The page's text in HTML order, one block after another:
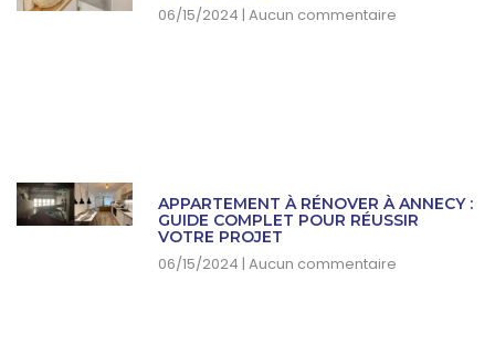
06/15/2024 Aucun commentaire
APPARTEMENT À RÉNOVER À ANNECY :
GUIDE COMPLET POUR RÉUSSIR
VOTRE PROJET
06/15/2024 Aucun commentaire